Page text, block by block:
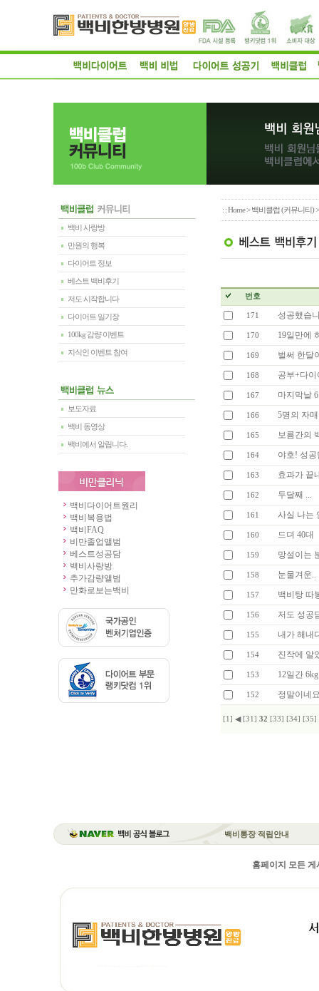
백비 사랑방
만원의 행복
다이어트 정보
베스트 백비후기
저도 시작합니다
다이어트 일기장
100kg 감량 이벤트
지식인 이벤트 참여
보도자료
백비 동영상
백비에서 알립니다.
백비다이어트원리
백비복용법
백비FAQ
비만졸업앨범
베스트성공담
백비사랑방
추가감량앨범
만화로보는백비
: :Home>백비클럽 (커뮤니티)
번호
171 성공했습
170 19일만에
169 벌써 한달
168 공부+다
167 마지막날
166 5명의 자
165 보름간의
164 야호! 성
163 효과가 끝
162 두달째 ...
161 사실 나는
160 드뎌 40대
159 망설이는
158 눈물겨운..
157 백비탕 따
156 저도 성공
155 내가 해내
154 진작에 알
153 12일간
152 정말이네
[1] ◀ [31] 32 [33] [34] [35]
백비통장 적립안내
홈페이지 모든